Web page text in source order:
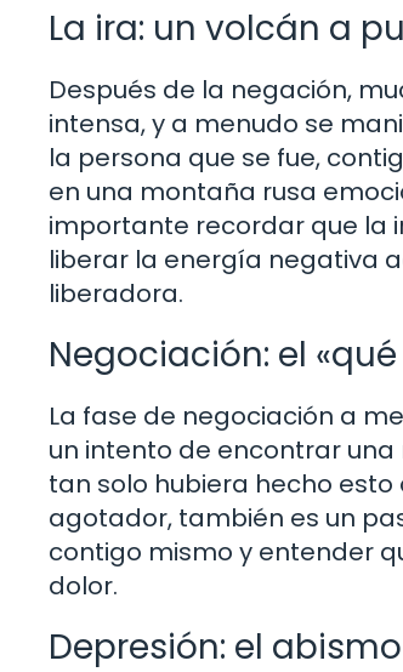
La ira: un volcán a
Después de la negación,
intensa, y a menudo se
la persona que se fue,
en una montaña rusa
importante recordar que la
liberar la energía negativa
liberadora.
Negociación: el
La fase de negociación a
un intento de encontrar una
tan solo hubiera hecho esto
agotador, también es un
contigo mismo y entender
dolor.
Depresión: el